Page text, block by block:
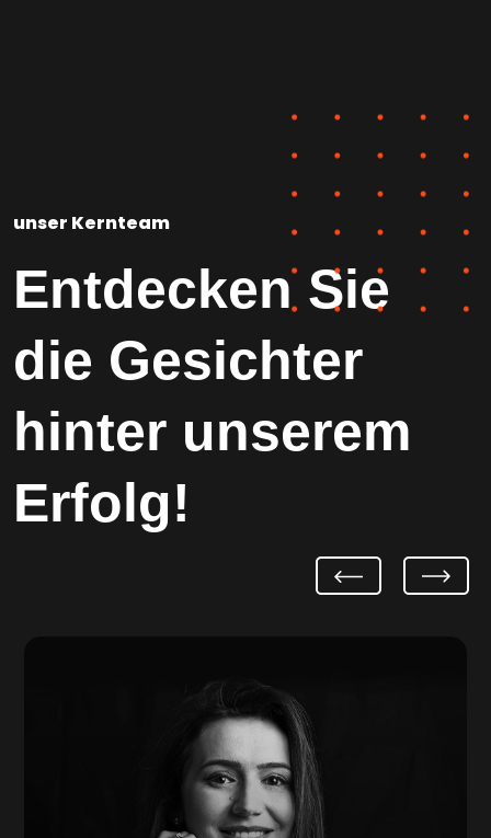
unser Kernteam
Entdecken Sie
die Gesichter
hinter unserem
Erfolg!